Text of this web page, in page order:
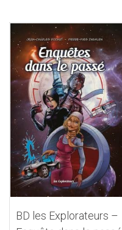
BD les Explorateurs –